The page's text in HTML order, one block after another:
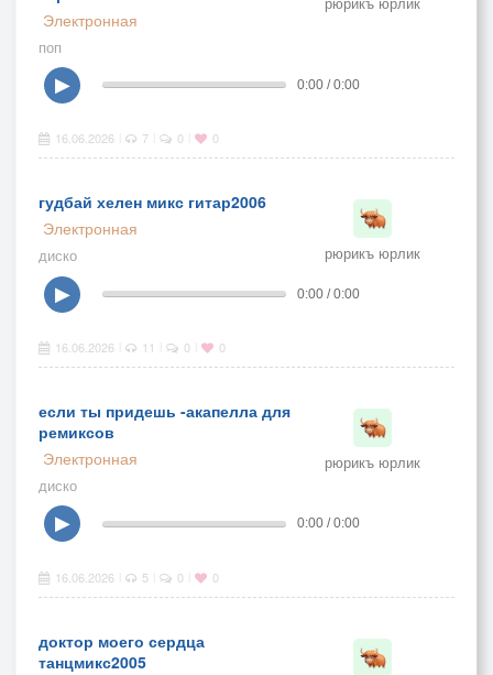
Электронная
поп
▶ 0:00 / 0:00
16.06.2026 7 0 0
гудбай хелен микс гитар2006
Электронная
диско рюрикъ юрлик
▶ 0:00 / 0:00
16.06.2026 11 0 0
если ты придешь -акапелла для
ремиксов
Электронная
диско
рюрикъ юрлик
▶ 0:00 / 0:00
16.06.2026 5 0 0
доктор моего сердца
танцмикс2005